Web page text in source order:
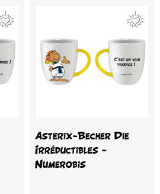
Asterix-Becher Die
Irréductibles -
Numerobis